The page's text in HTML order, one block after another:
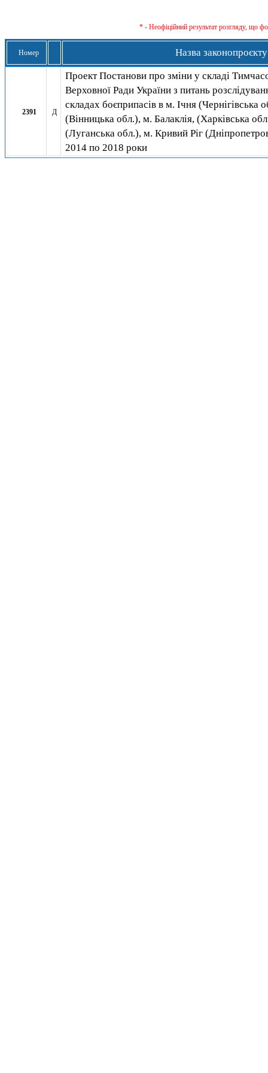
* - Неофіційний результат розгляду, що
Номер Назва законопроєкту
2391 Д
Проект Постанови про зміни у складі
Верховної Ради України з питань
складах боєприпасів в м. Ічня (Чернігівська
(Вінницька обл.), м. Балаклія, (Харківська
(Луганська обл.), м. Кривий Ріг
2014 по 2018 роки